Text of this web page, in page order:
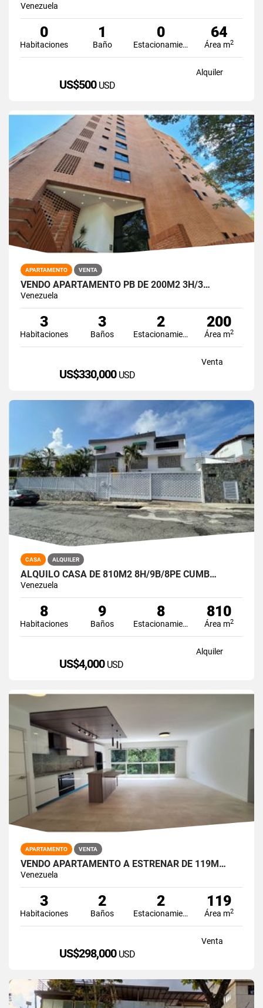
Venezuela
0
Habitaciones
1
Baño
0
Estacionamiento
64
Área m2
Alquiler
US$500 USD
APARTAMENTO VENTA
VENDO APARTAMENTO PB DE 200M2 3H/3…
Venezuela
3
Habitaciones
3
Baños
2
Estacionamiento
200
Área m2
Venta
US$330,000 USD
CASA ALQUILER
ALQUILO CASA DE 810M2 8H/9B/8PE CUMB…
Venezuela
8
Habitaciones
9
Baños
8
Estacionamiento
810
Área m2
Alquiler
US$4,000 USD
APARTAMENTO VENTA
VENDO APARTAMENTO A ESTRENAR DE 119M…
Venezuela
3
Habitaciones
2
Baños
2
Estacionamiento
119
Área m2
Venta
US$298,000 USD